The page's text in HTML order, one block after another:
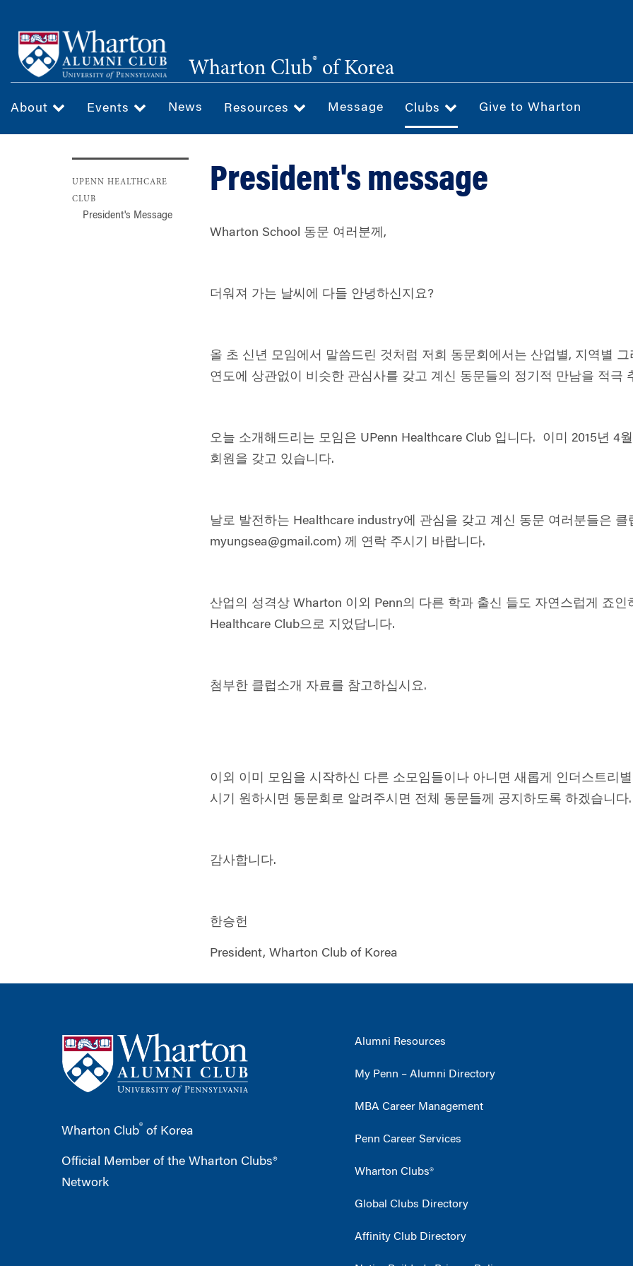
main
content
Wharton Club® of Korea
About Events News Resources Message Clubs Give to Wharton
UPENN HEALTHCARE
CLUB
President's Message
President's message
Wharton School 동문 여러분께 ,
더워져 가는 날씨에 다들 안녕하신지요?
올 초 신년 모임에서 말씀드린 것처럼 저희 동문회에서는 산업별, 지역별 그
연도에 상관없이 비슷한 관심사를 갖고 계신 동문들의 정기적 만남을 적극
오늘 소개해드리는 모임은 UPenn Healthcare Club 입니다. 이미 2015년 4
회원을 갖고 있습니다.
날로 발전하는 Healthcare industry에 관심을 갖고 계신 동문 여러분들은
myungsea@gmail.com) 께 연락 주시기 바랍니다.
산업의 성격상 Wharton 이외 Penn의 다른 학과 출신 들도 자연스럽게 죠인
Healthcare Club으로 지었답니다.
첨부한 클럽소개 자료를 참고하십시요.
이외 이미 모임을 시작하신 다른 소모임들이나 아니면 새롭게 인더스트리
시기 원하시면 동문회로 알려주시면 전체 동문들께 공지하도록 하겠습니다.
감사합니다.
한승헌
President, Wharton Club of Korea
Wharton Club® of Korea
Official Member of the Wharton Clubs®
Network
Alumni Resources
My Penn – Alumni Directory
MBA Career Management
Penn Career Services
Wharton Clubs®
Global Clubs Directory
Affinity Club Directory